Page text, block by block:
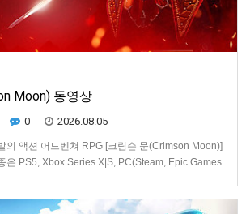
Moon) 동영상
0 2026.08.05
의 액션 어드벤쳐 RPG [크림슨 문(Crimson Moon)]
은 PS5, Xbox Series X|S, PC(Steam, Epic Games